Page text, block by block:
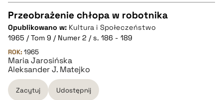
pobierz cytat
CZYSTY TEKST
pobierz cytat
BIBTEX
Przeobrażenie chłopa w robotnika
Opublikowano w: Kultura i Społeczeństwo
1965 / Tom 9 / Numer 2 / s. 186 - 189
ROK: 1965
Maria Jarosińska
Aleksander J. Matejko
Zacytuj Udostępnij